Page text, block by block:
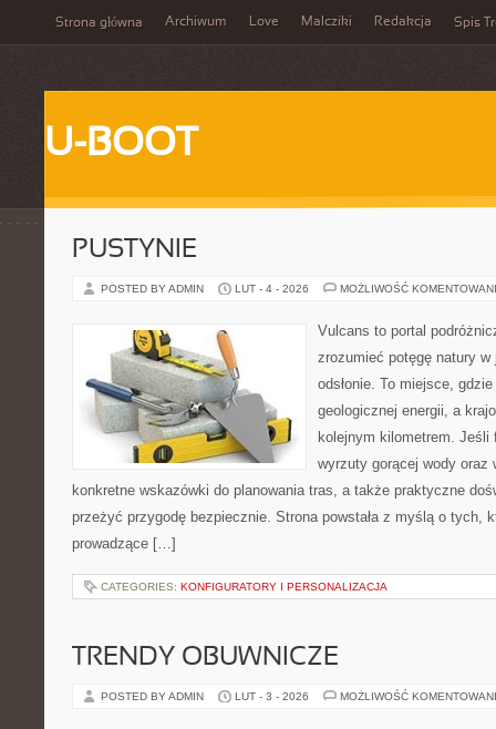
Strona główna Archiwum Love Malcziki Redakcja Spis
U-BOOT
PUSTYNIE
POSTED BY ADMIN LUT - 4 - 2026 MOŻLIWOŚĆ
Vulcans to portal
zrozumieć potęgę natury
odsłonie. To miejsce,
geologicznej energii, a
kolejnym kilometrem. Jeśli
wyrzuty gorącej wody oraz
konkretne wskazówki do planowania tras, a także praktyczne
przeżyć przygodę bezpiecznie. Strona powstała z myślą o tych,
prowadzące […]
CATEGORIES: KONFIGURATORY I PERSONALIZACJA
TRENDY OBUWNICZE
POSTED BY ADMIN LUT - 3 - 2026 MOŻLIWOŚĆ